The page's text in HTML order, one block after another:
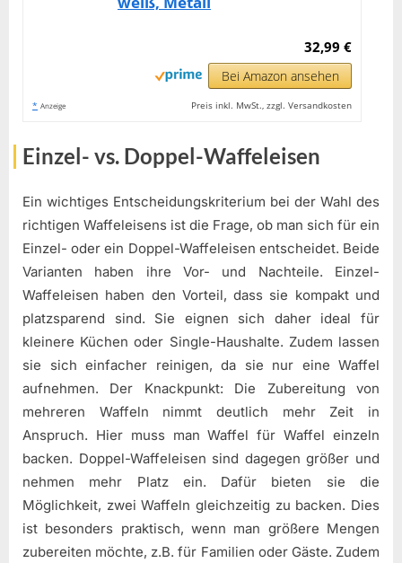
32,99 €
Bei Amazon ansehen
* Anzeige Preis inkl. MwSt., zzgl. Versandkosten
Einzel- vs. Doppel-Waffeleisen
Ein wichtiges Entscheidungskriterium bei der Wahl des
richtigen Waffeleisens ist die Frage, ob man sich für ein
Einzel- oder ein Doppel-Waffeleisen entscheidet. Beide
Varianten haben ihre Vor- und Nachteile. Einzel-
Waffeleisen haben den Vorteil, dass sie kompakt und
platzsparend sind. Sie eignen sich daher ideal für
kleinere Küchen oder Single-Haushalte. Zudem lassen
sie sich einfacher reinigen, da sie nur eine Waffel
aufnehmen. Der Knackpunkt: Die Zubereitung von
mehreren Waffeln nimmt deutlich mehr Zeit in
Anspruch. Hier muss man Waffel für Waffel einzeln
backen. Doppel-Waffeleisen sind dagegen größer und
nehmen mehr Platz ein. Dafür bieten sie die
Möglichkeit, zwei Waffeln gleichzeitig zu backen. Dies
ist besonders praktisch, wenn man größere Mengen
zubereiten möchte, z.B. für Familien oder Gäste. Zudem